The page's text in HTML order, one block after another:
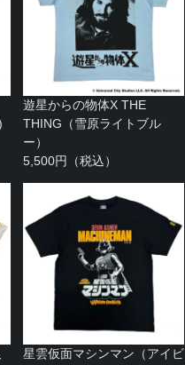
遊星からの物体X THE
THING（雪原ライトブル
ー）
5,500円（税込）
星雲仮面マシンマン（アイビ